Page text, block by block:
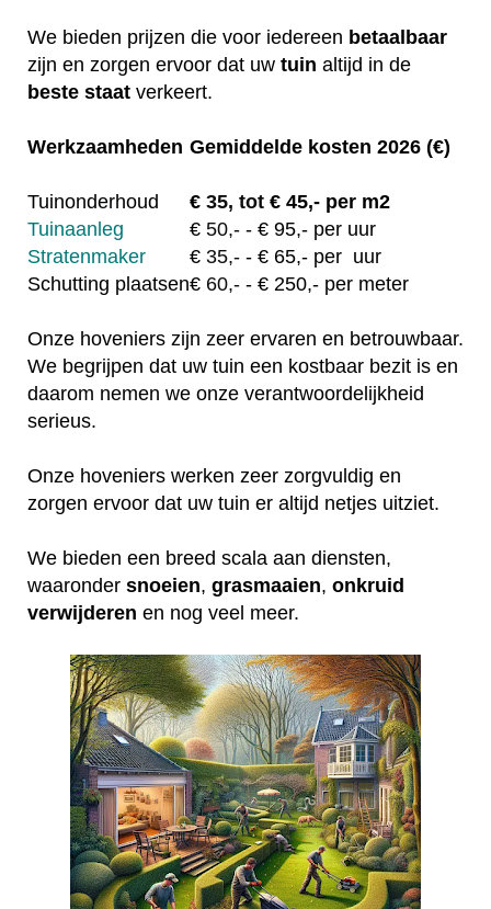
We bieden prijzen die voor iedereen betaalbaar
zijn en zorgen ervoor dat uw tuin altijd in de
beste staat verkeert.
Werkzaamheden Gemiddelde kosten 2026 (€)
Tuinonderhoud € 35, tot € 45,- per m2
Tuinaanleg
€ 50,- - € 95,- per uur
Stratenmaker
€ 35,- - € 65,- per uur
Schutting plaatsen€ 60,- - € 250,- per meter
Onze hoveniers zijn zeer ervaren en betrouwbaar.
We begrijpen dat uw tuin een kostbaar bezit is en
daarom nemen we onze verantwoordelijkheid
serieus.
Onze hoveniers werken zeer zorgvuldig en
zorgen ervoor dat uw tuin er altijd netjes uitziet.
We bieden een breed scala aan diensten,
waaronder snoeien, grasmaaien, onkruid
verwijderen en nog veel meer.